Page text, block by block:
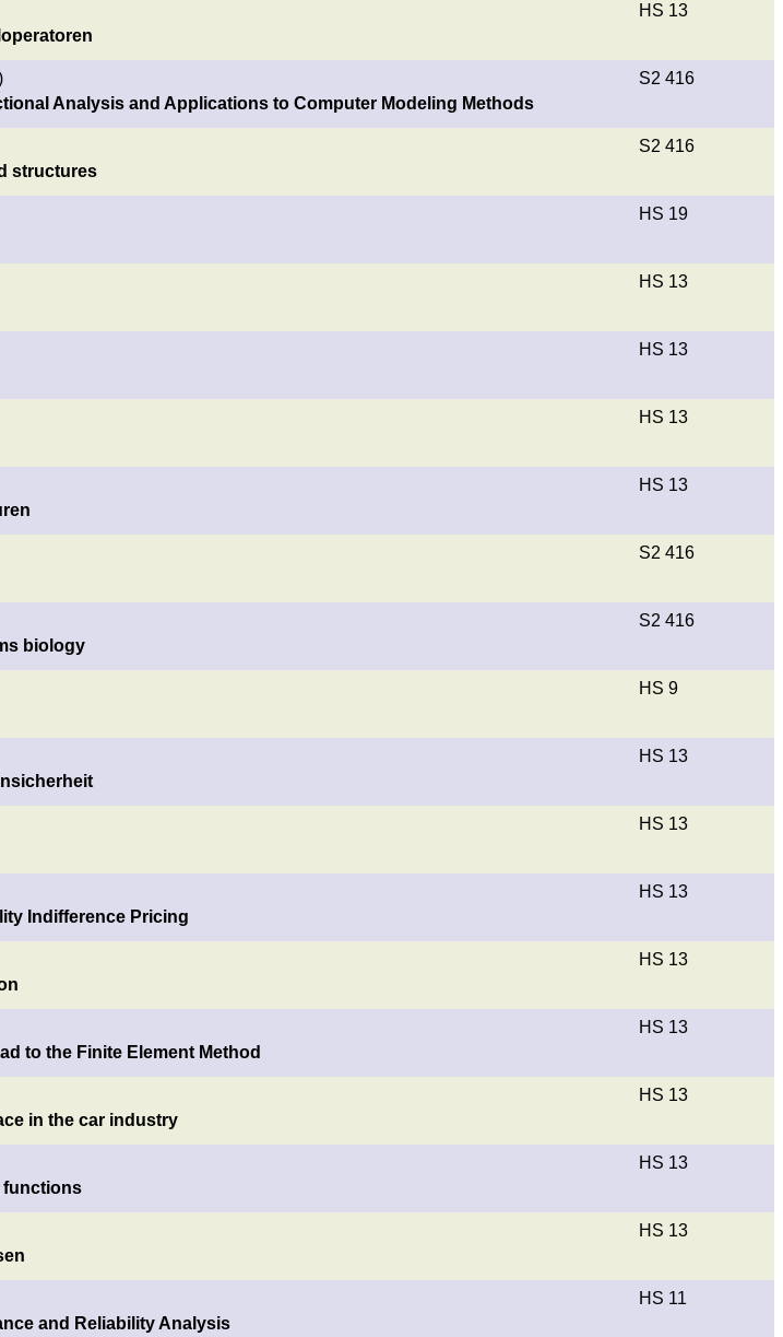
HS 13
Analysis and Applications to Computer Modeling Methods
S2 416
structures
S2 416
HS 19
HS 13
HS 13
HS 13
HS 13
S2 416
biology
S2 416
HS 9
HS 13
HS 13
Indifference Pricing
HS 13
HS 13
to the Finite Element Method
HS 13
in the car industry
HS 13
functions
HS 13
HS 13
and Reliability Analysis
HS 11